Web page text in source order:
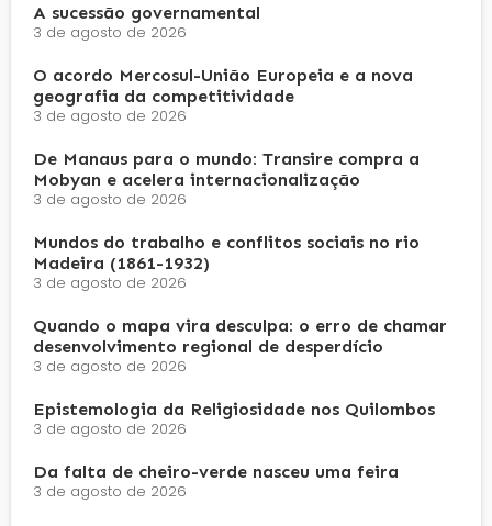
A sucessão governamental
3 de agosto de 2026
O acordo Mercosul-União Europeia e a nova
geografia da competitividade
3 de agosto de 2026
De Manaus para o mundo: Transire compra a
Mobyan e acelera internacionalização
3 de agosto de 2026
Mundos do trabalho e conflitos sociais no rio
Madeira (1861-1932)
3 de agosto de 2026
Quando o mapa vira desculpa: o erro de chamar
desenvolvimento regional de desperdício
3 de agosto de 2026
Epistemologia da Religiosidade nos Quilombos
3 de agosto de 2026
Da falta de cheiro-verde nasceu uma feira
3 de agosto de 2026